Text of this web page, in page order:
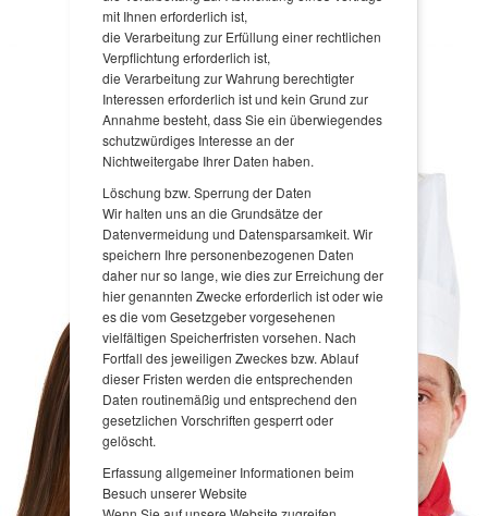
mit Ihnen erforderlich ist,
die Verarbeitung zur Erfüllung einer rechtlichen
Verpflichtung erforderlich ist,
die Verarbeitung zur Wahrung berechtigter
Interessen erforderlich ist und kein Grund zur
Annahme besteht, dass Sie ein überwiegendes
schutzwürdiges Interesse an der
Nichtweitergabe Ihrer Daten haben.
Löschung bzw. Sperrung der Daten
Wir halten uns an die Grundsätze der
Datenvermeidung und Datensparsamkeit. Wir
speichern Ihre personenbezogenen Daten
daher nur so lange, wie dies zur Erreichung der
hier genannten Zwecke erforderlich ist oder wie
es die vom Gesetzgeber vorgesehenen
vielfältigen Speicherfristen vorsehen. Nach
Fortfall des jeweiligen Zweckes bzw. Ablauf
dieser Fristen werden die entsprechenden
Daten routinemäßig und entsprechend den
gesetzlichen Vorschriften gesperrt oder
gelöscht.
Erfassung allgemeiner Informationen beim
Besuch unserer Website